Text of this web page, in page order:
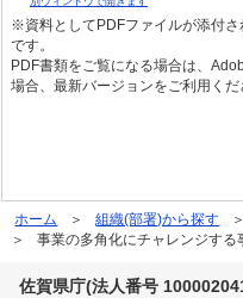
※資料としてPDFファイルが添付
です。
PDF書類をご覧になる場合は、
場合、最新バージョンをご利用くだ
ホーム 組織(部署)から探す
事業の多角化にチャレンジする
佐賀県庁(法人番号